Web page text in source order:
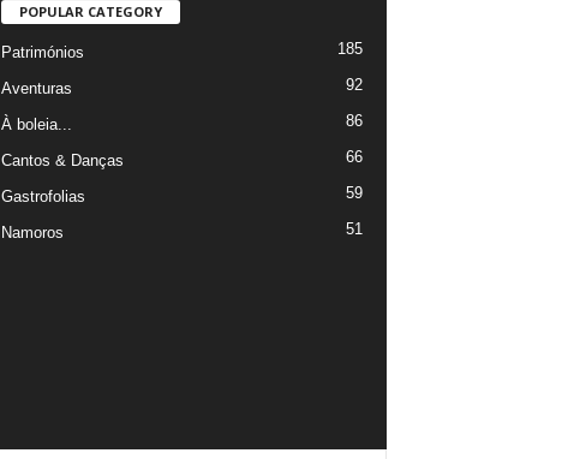
POPULAR CATEGORY
Patrimónios 185
Aventuras 92
À boleia... 86
Cantos & Danças 66
Gastrofolias 59
Namoros 51